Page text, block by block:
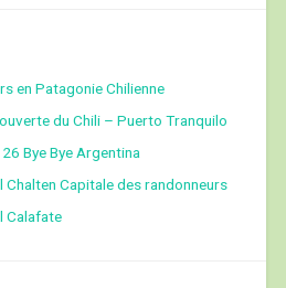
en Patagonie Chilienne
du Chili – Puerto Tranquilo
Bye Bye Argentina
Capitale des randonneurs
Calafate